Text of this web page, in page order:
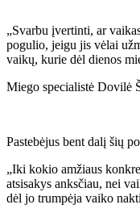
„Svarbu įvertinti, ar
pogulio, jeigu jis vėlai
vaikų, kurie dėl dienos
Miego specialistė Dovilė
Pastebėjus bent dalį šių
„Iki kokio amžiaus
atsisakys anksčiau, nei
dėl jo trumpėja vaiko